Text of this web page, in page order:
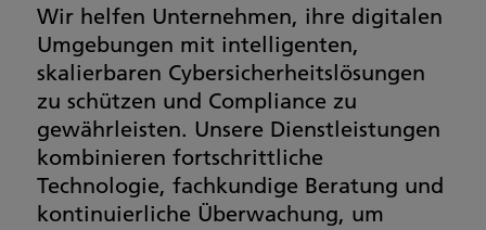
Wir helfen Unternehmen, ihre digitalen
Umgebungen mit intelligenten,
skalierbaren Cybersicherheitslösungen
zu schützen und Compliance zu
gewährleisten. Unsere Dienstleistungen
kombinieren fortschrittliche
Technologie, fachkundige Beratung und
kontinuierliche Überwachung, um